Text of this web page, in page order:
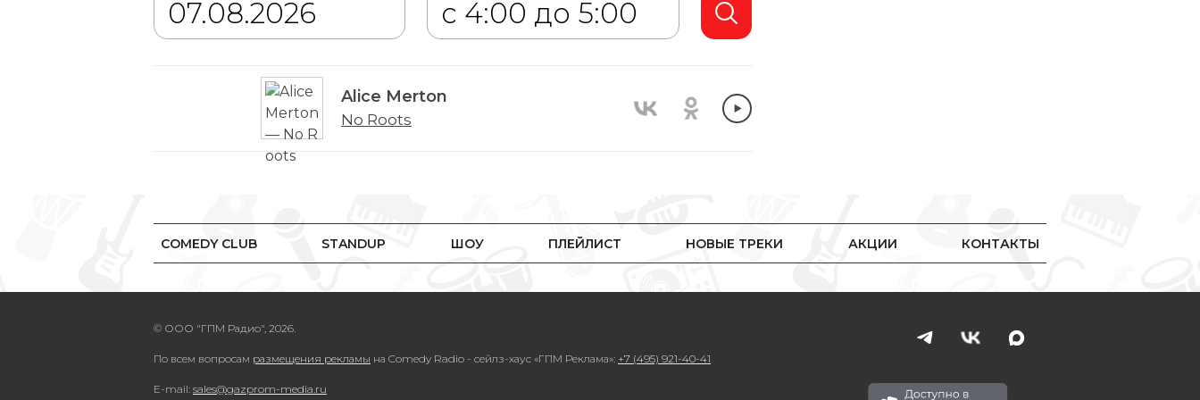
Alice Merton
No Roots
COMEDY CLUB STANDUP ШОУ ПЛЕЙЛИСТ НОВЫЕ ТРЕКИ АКЦИИ КОНТАКТЫ
© ООО "ГПМ Радио", 2026.
По всем вопросам размещения рекламы на Comedy Radio - сейлз-хаус «ГПМ Реклама»: +7 (495) 921-40-41
E-mail: sales@gazprom-media.ru